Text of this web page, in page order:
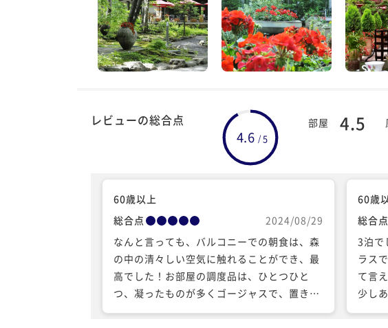
レビューの総合点
4.6 /5
部屋 4.5
60歳以上
総合点
2024/08/29
なんと言っても、バルコニーでの朝食は、森
の中の清々しい空気に触れることができ、最
高でした！お部屋の調度品は、ひとつひと
つ、凝ったものが多くゴージャスで、置き物
も、松ぼっくりなどを配して、窓から見える
60歳
総合点
3泊で
ラス
て言
少し
た。